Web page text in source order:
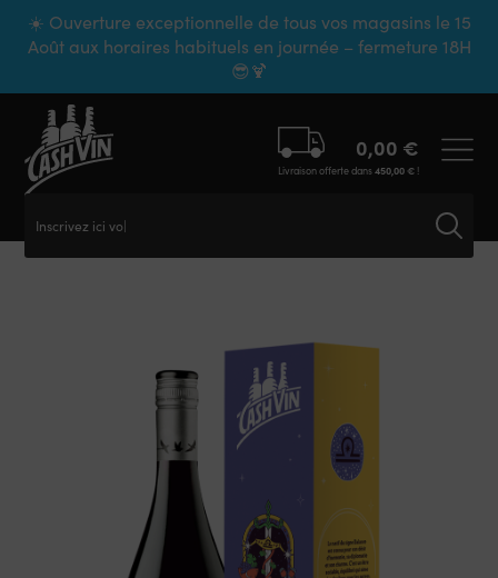
☀️ Ouverture exceptionnelle de tous vos magasins le 15
Août aux horaires habituels en journée – fermeture 18H
😎🍹
Inscrivez ici votr
0,00 €
Livraison offerte dans450,00 €!
Panneau de gestion des cookies